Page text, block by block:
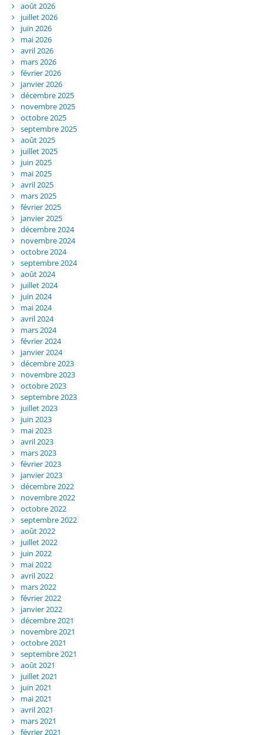
août 2026
juillet 2026
juin 2026
mai 2026
avril 2026
mars 2026
février 2026
janvier 2026
décembre 2025
novembre 2025
octobre 2025
septembre 2025
août 2025
juillet 2025
juin 2025
mai 2025
avril 2025
mars 2025
février 2025
janvier 2025
décembre 2024
novembre 2024
octobre 2024
septembre 2024
août 2024
juillet 2024
juin 2024
mai 2024
avril 2024
mars 2024
février 2024
janvier 2024
décembre 2023
novembre 2023
octobre 2023
septembre 2023
juillet 2023
juin 2023
mai 2023
avril 2023
mars 2023
février 2023
janvier 2023
décembre 2022
novembre 2022
octobre 2022
septembre 2022
août 2022
juillet 2022
juin 2022
mai 2022
avril 2022
mars 2022
février 2022
janvier 2022
décembre 2021
novembre 2021
octobre 2021
septembre 2021
août 2021
juillet 2021
juin 2021
mai 2021
avril 2021
mars 2021
février 2021